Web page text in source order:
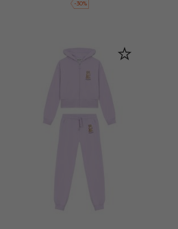
-30%